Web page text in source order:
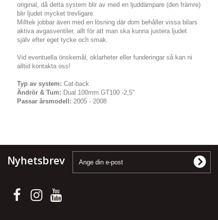
original, då detta system blir av med en ljuddämpare (den främre)
blir ljudet mycket trevligare.
Milltek jobbar även med en lösning där dom behåller vissa bilars
aktiva avgasventiler, allt för att man ska kunna justera ljudet
själv efter eget tycke och smak.
Vid eventuella önskemål, oklarheter eller funderingar så kan ni
alltid kontakta oss!
Typ av system: Cat-back
Ändrör & Tum: Dual 100mm GT100 -2,5"
Passar årsmodell: 2005 - 2008
Nyhetsbrev